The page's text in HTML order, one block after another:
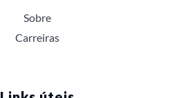
Sobre
Carreiras